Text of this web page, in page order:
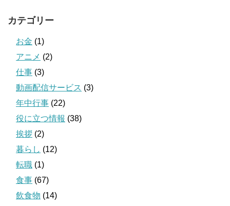
カテゴリー
お金 (1)
アニメ (2)
仕事 (3)
動画配信サービス (3)
年中行事 (22)
役に立つ情報 (38)
挨拶 (2)
暮らし (12)
転職 (1)
食事 (67)
飲食物 (14)